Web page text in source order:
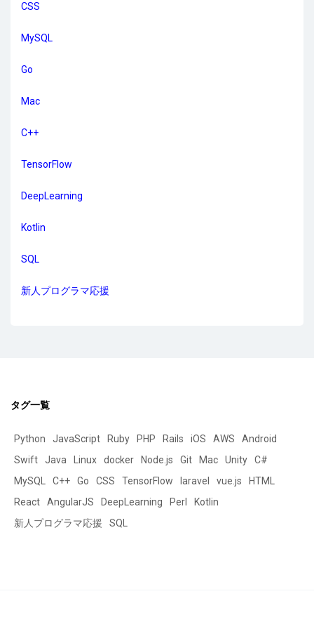
CSS
MySQL
Go
Mac
C++
TensorFlow
DeepLearning
Kotlin
SQL
新人プログラマ応援
タグ一覧
Python JavaScript Ruby PHP Rails iOS AWS
Android
Swift
Java Linux docker Node.js Git Mac Unity
C#
MySQL
C++ Go CSS TensorFlow laravel vue.js
HTML
React
AngularJS DeepLearning Perl
Kotlin
新人プログラマ応援
SQL